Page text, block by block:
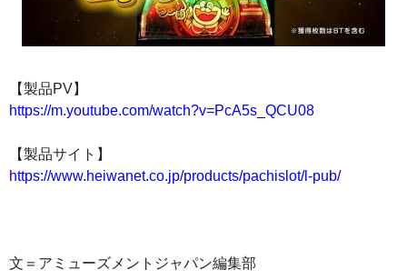
【製品PV】
https://m.youtube.com/watch?v=PcA5s_QCU08
【製品サイト】
https://www.heiwanet.co.jp/products/pachislot/l-pub/
文＝アミューズメントジャパン編集部